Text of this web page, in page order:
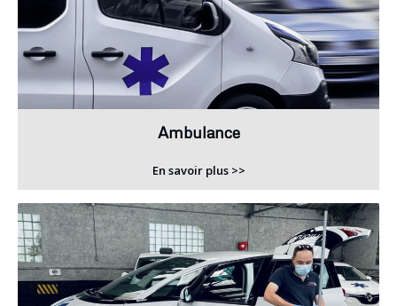
Ambulance
En savoir plus >>